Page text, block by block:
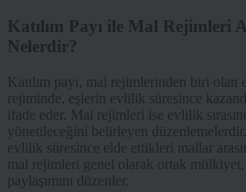
Katılım Payı ile Mal Rejimleri
Nelerdir?
Katılım payı, mal rejimlerinden biri olan
rejiminde, eşlerin evlilik süresince
ifade eder. Mal rejimleri ise evlilik
yönetileceğini belirleyen düzenlemelerdir.
evlilik süresince elde ettikleri mallar
mal rejimleri genel olarak ortak
paylaşımını düzenler.